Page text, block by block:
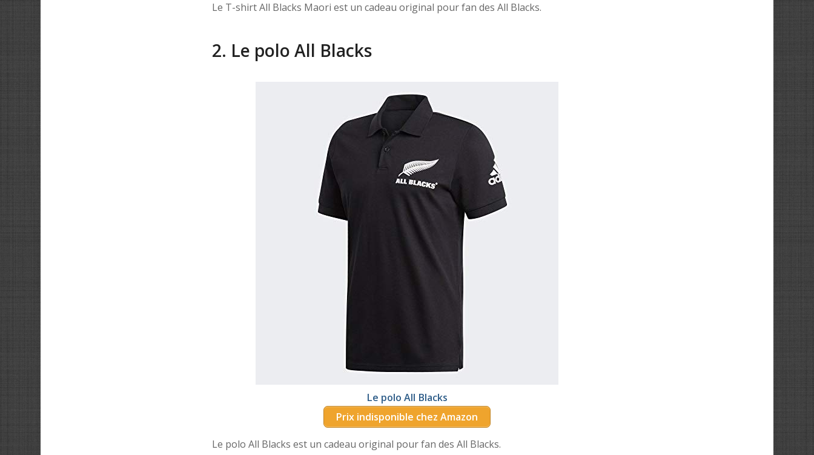
Le T-shirt All Blacks Maori est un cadeau original pour fan des All Blacks.
2. Le polo All Blacks
Le polo All Blacks
Prix indisponible chez Amazon
Le polo All Blacks est un cadeau original pour fan des All Blacks.